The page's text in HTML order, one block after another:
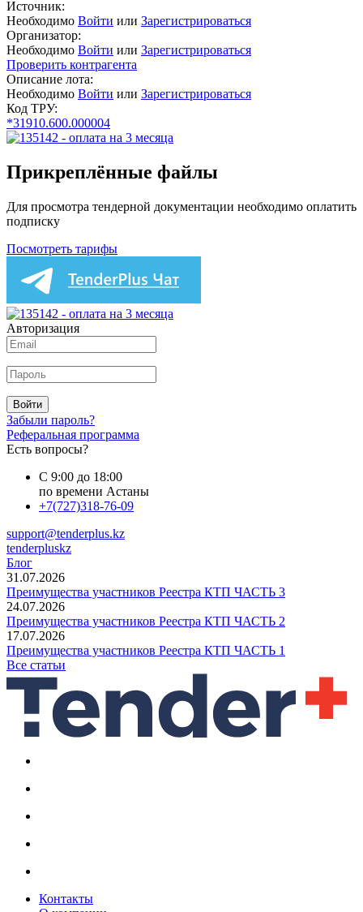
Источник:
Необходимо Войти или Зарегистрироваться
Организатор:
Необходимо Войти или Зарегистрироваться
Проверить контрагента
Описание лота:
Необходимо Войти или Зарегистрироваться
Код ТРУ:
*31910.600.000004
Прикреплённые файлы
Для просмотра тендерной документации необходимо оплатить
подписку
Посмотреть тарифы
Авторизация
Войти
Забыли пароль?
Реферальная программа
Есть вопросы?
С 9:00 до 18:00
по времени Астаны
+7(727)318-76-09
support@tenderplus.kz
tenderpluskz
Блог
31.07.2026
Преимущества участников Реестра КТП ЧАСТЬ 3
24.07.2026
Преимущества участников Реестра КТП ЧАСТЬ 2
17.07.2026
Преимущества участников Реестра КТП ЧАСТЬ 1
Все статьи
Контакты